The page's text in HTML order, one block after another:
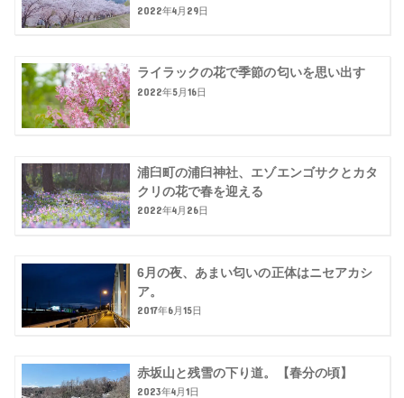
2022年4月29日
ライラックの花で季節の匂いを思い出す
2022年5月16日
浦臼町の浦臼神社、エゾエンゴサクとカタ
クリの花で春を迎える
2022年4月26日
6月の夜、あまい匂いの正体はニセアカシ
ア。
2017年6月15日
赤坂山と残雪の下り道。【春分の頃】
2023年4月1日